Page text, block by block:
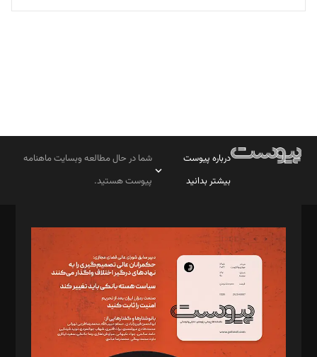
تحریریه
درباره پیوست
بیشتر بدانید
شما در حال مطالعه وبسایت ماهنامه
پیوست هستید.
مدیر مسئول: محمدباقر اثنی‌عشری
سردبیر: مهرک محمودی
دبیر تحریریه: میثم قاسمی
د‌بیر ناداستان: سمانه سمیع
د‌بیر خدمت و تجارت: ابوالفضل رجبی
د‌بیر حقوق فناوری: حسام‌الدین ایپکچی
د‌بیر پیوست جهان: مینا پاکدل